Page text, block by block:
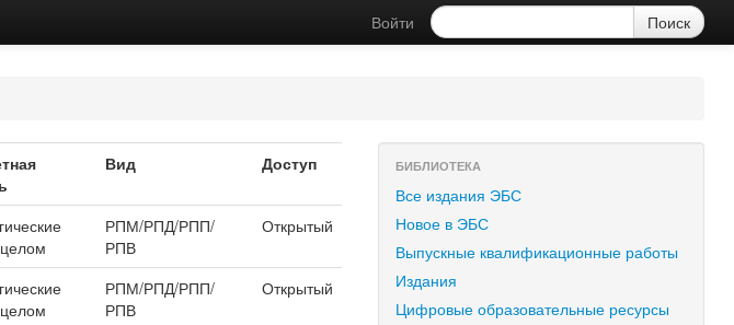
Войти
Вид Доступ
РПМ/РПД/РПП/
РПВ
Открытый
РПМ/РПД/РПП/
РПВ
Открытый
БИБЛИОТЕКА
Все издания ЭБС
Новое в ЭБС
Выпускные квалификационные работы
Издания
Цифровые образовательные ресурсы